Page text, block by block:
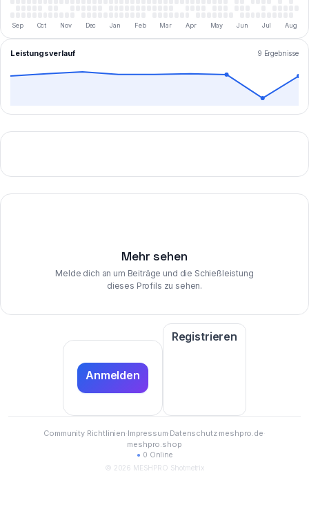
Sep Oct Nov Dec Jan Feb Mar Apr May Jun Jul Aug
Leistungsverlauf 9 Ergebnisse
Mehr sehen
Melde dich an um Beiträge und die Schießleistung
dieses Profils zu sehen.
Anmelden
Registrieren
Community Richtlinien Impressum Datenschutz· meshpro.de
meshpro.shop
● 0 Online
© 2026 MESHPRO Shotmetrix